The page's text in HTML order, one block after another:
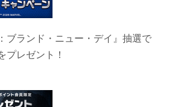
ブランド・ニュー・デイ』抽選で
プレゼント！